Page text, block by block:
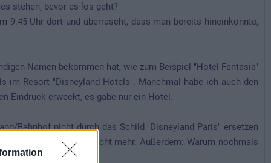
stehen, bevor es los geht?
9.45 Uhr dort und überrascht, dass man bereits hineinkonnte,
Namen bekommen hat, wie zum Beispiel "Hotel Fantasia"
im Resort "Disneyland Hotels". Manchmal habe ich auch den
Eindruck erweckt, es gäbe nur ein Hotel.
Bahnhof nicht durch das Schild "Disneyland Paris" ersetzen
nur die Main Street nicht mehr. Außerdem: Warum nochmals
befinde :cheesy: